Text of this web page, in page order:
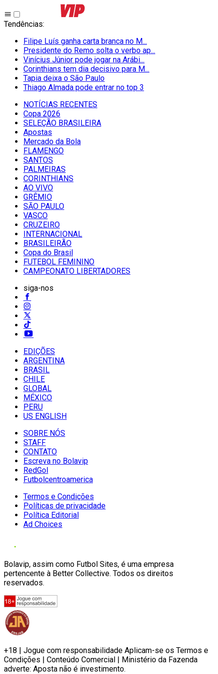
Tendências:
Filipe Luís ganha carta branca no M...
Presidente do Remo solta o verbo ap...
Vinícius Júnior pode jogar na Arábi...
Corinthians tem dia decisivo para M...
Tapia deixa o São Paulo
Thiago Almada pode entrar no top 3
NOTÍCIAS RECENTES
Copa 2026
SELEÇÃO BRASILEIRA
Apostas
Mercado da Bola
FLAMENGO
SANTOS
PALMEIRAS
CORINTHIANS
AO VIVO
GRÊMIO
SĀO PAULO
VASCO
CRUZEIRO
INTERNACIONAL
BRASILEIRÃO
Copa do Brasil
FUTEBOL FEMININO
CAMPEONATO LIBERTADORES
siga-nos
EDIÇÕES
ARGENTINA
BRASIL
CHILE
GLOBAL
MÉXICO
PERU
US ENGLISH
SOBRE NÓS
STAFF
CONTATO
Escreva no Bolavip
RedGol
Futbolcentroamerica
Termos e Condições
Políticas de privacidade
Política Editorial
Ad Choices
Bolavip, assim como Futbol Sites, é uma empresa
pertencente à Better Collective. Todos os direitos
reservados.
+18 | Jogue com responsabilidade Aplicam-se os Termos e
Condições | Conteúdo Comercial | Ministério da Fazenda
adverte: Aposta não é investimento.